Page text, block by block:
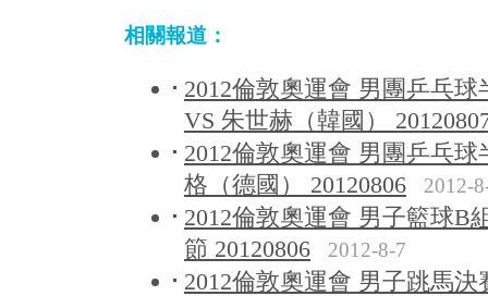
相關報道：
2012倫敦奧運會 男團乒乓
VS 朱世赫（韓國）
2012倫敦奧運會 男團乒乓
格（德國） 20120806
2012-
2012倫敦奧運會 男子籃球B
節 20120806
2012-8-7
2012倫敦奧運會 男子跳馬決